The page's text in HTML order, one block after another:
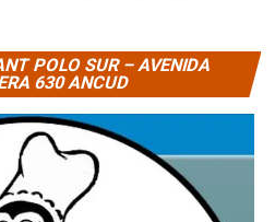
POLO SUR – AVENIDA
630 ANCUD